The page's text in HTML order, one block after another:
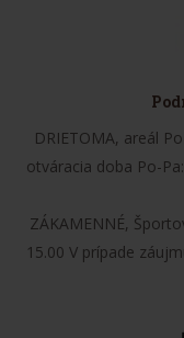
DRIETOMA, areál
otváracia doba Po-
ZÁKAMENNÉ,
15.00 V prípade